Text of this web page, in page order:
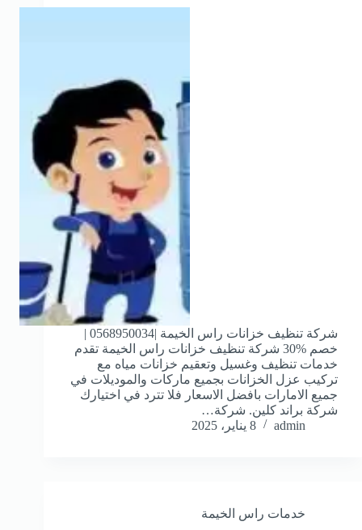
شركة تنظيف خزانات راس الخيمة |0568950034 |
خصم %30 شركة تنظيف خزانات راس الخيمة تقدم
خدمات تنظيف وغسيل وتعقيم خزانات مياه مع
تركيب عزل الخزانات بجميع ماركات والموديلات في
جميع الامارات بافضل الاسعار فلا تترد في اختيارك
شركة براند كلين. شركة…
admin
8 يناير، 2025
خدمات راس الخيمة